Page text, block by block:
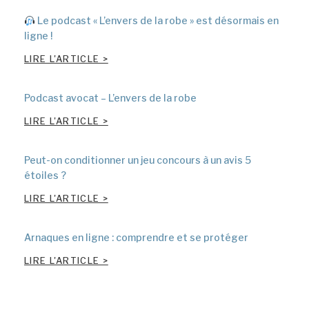
Le podcast « L’envers de la robe » est désormais en
ligne !
LIRE L'ARTICLE >
Podcast avocat – L’envers de la robe
LIRE L'ARTICLE >
Peut-on conditionner un jeu concours à un avis 5
étoiles ?
LIRE L'ARTICLE >
Arnaques en ligne : comprendre et se protéger
LIRE L'ARTICLE >